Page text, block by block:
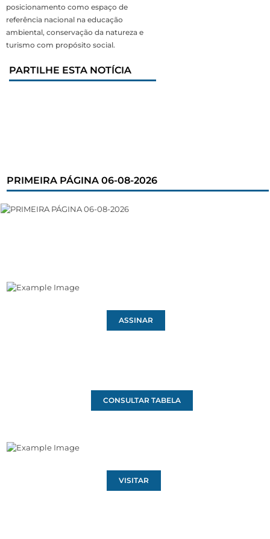
posicionamento como espaço de
referência nacional na educação
ambiental, conservação da natureza e
turismo com propósito social.
PARTILHE ESTA NOTÍCIA
PRIMEIRA PÁGINA 06-08-2026
ASSINAR
CONSULTAR TABELA
VISITAR